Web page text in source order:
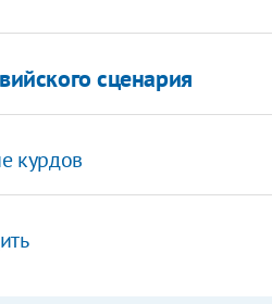
сценария
курдов